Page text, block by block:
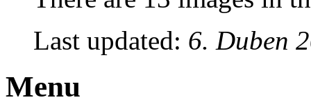
Last updated: 6. Duben
Menu